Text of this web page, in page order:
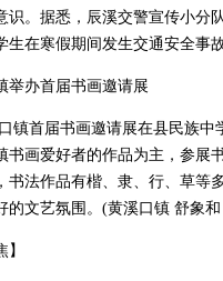
识。据悉，辰溪交警宣传小分
生在寒假期间发生交通安全事
办首届书画邀请展
首届书画邀请展在县民族中
书画爱好者的作品为主，参展
书法作品有楷、隶、行、草等
的文艺氛围。(黄溪口镇 舒象